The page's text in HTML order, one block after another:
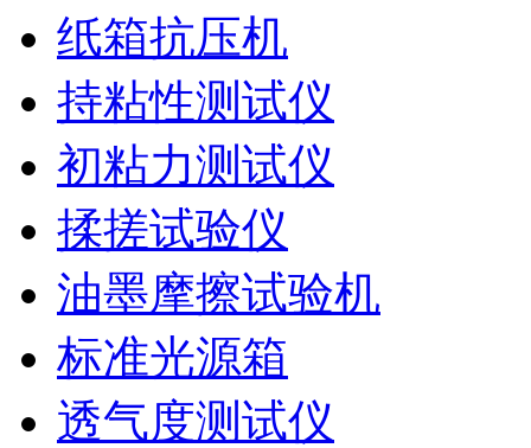
纸箱抗压机
持粘性测试仪
初粘力测试仪
揉搓试验仪
油墨摩擦试验机
标准光源箱
透气度测试仪